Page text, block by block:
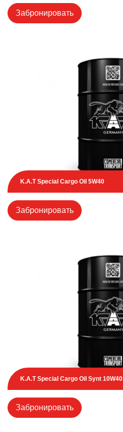
Забронировать
K.A.T Special Cargo Oil 5W40
Забронировать
K.A.T Special Cargo Oil Synt 10W40
Забронировать